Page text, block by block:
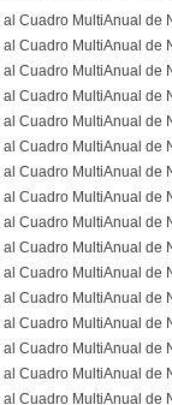
Cuadro MultiAnual de
Cuadro MultiAnual de
Cuadro MultiAnual de
Cuadro MultiAnual de
Cuadro MultiAnual de
Cuadro MultiAnual de
Cuadro MultiAnual de
Cuadro MultiAnual de
Cuadro MultiAnual de
Cuadro MultiAnual de
Cuadro MultiAnual de
Cuadro MultiAnual de
Cuadro MultiAnual de
Cuadro MultiAnual de
Cuadro MultiAnual de
Cuadro MultiAnual de